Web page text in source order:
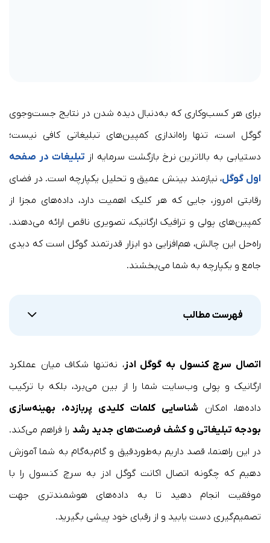
برای هر کسب‌وکاری که به‌دنبال دیده شدن در نتایج جست‌وجوی
گوگل است، تنها راه‌اندازی کمپین‌های تبلیغاتی کافی نیست؛
دستیابی به بالاترین نرخ بازگشت سرمایه از تبلیغات در صفحه
اول گوگل، نیازمند بینش عمیق و تحلیل یکپارچه است. در فضای
رقابتی امروز، جایی که هر کلیک اهمیت دارد، داده‌های مجزا از
کمپین‌های پولی و ترافیک ارگانیک، تصویری ناقص ارائه می‌دهند.
راه‌حل این چالش، هم‌افزایی دو ابزار قدرتمند گوگل است که دیدی
جامع و یکپارچه به شما می‌بخشند.
فهرست مطالب
اتصال سرچ کنسول به گوگل ادز، نه‌تنها شکاف میان عملکرد
ارگانیک و پولی وب‌سایت شما را از بین می‌برد، بلکه با ترکیب
داده‌ها، امکان شناسایی کلمات کلیدی پربازده، بهینه‌سازی
بودجه تبلیغاتی و کشف فرصت‌های جدید رشد را فراهم می‌کند.
در این راهنما، قصد داریم به‌طوردقیق و گام‌به‌گام به شما آموزش
دهیم که چگونه اتصال اکانت گوگل ادز به سرچ کنسول را با
موفقیت انجام دهید تا به داده‌های هوشمندتری جهت
تصمیم‌گیری دست‌ یابید و از رقبای خود پیشی بگیرید.